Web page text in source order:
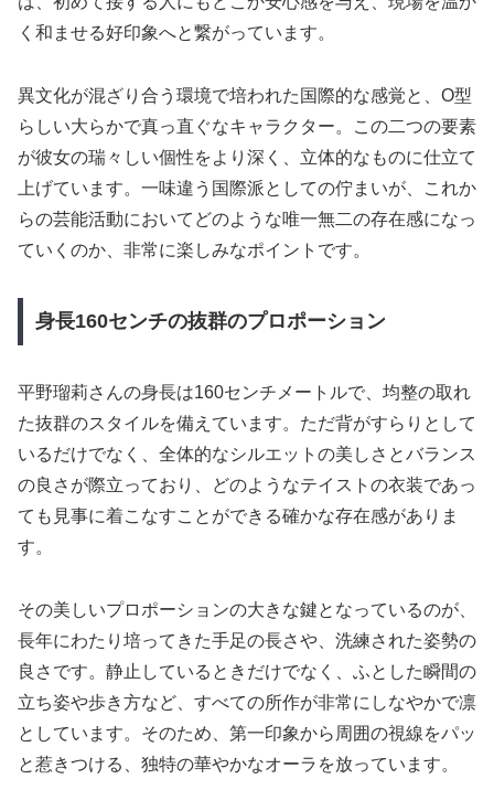
く和ませる好印象へと繋がっています。
異文化が混ざり合う環境で培われた国際的な感覚と、O型
らしい大らかで真っ直ぐなキャラクター。この二つの要素
が彼女の瑞々しい個性をより深く、立体的なものに仕立て
上げています。一味違う国際派としての佇まいが、これか
らの芸能活動においてどのような唯一無二の存在感になっ
ていくのか、非常に楽しみなポイントです。
身長160センチの抜群のプロポーション
平野瑠莉さんの身長は160センチメートルで、均整の取れ
た抜群のスタイルを備えています。ただ背がすらりとして
いるだけでなく、全体的なシルエットの美しさとバランス
の良さが際立っており、どのようなテイストの衣装であっ
ても見事に着こなすことができる確かな存在感がありま
す。
その美しいプロポーションの大きな鍵となっているのが、
長年にわたり培ってきた手足の長さや、洗練された姿勢の
良さです。静止しているときだけでなく、ふとした瞬間の
立ち姿や歩き方など、すべての所作が非常にしなやかで凛
としています。そのため、第一印象から周囲の視線をパッ
と惹きつける、独特の華やかなオーラを放っています。